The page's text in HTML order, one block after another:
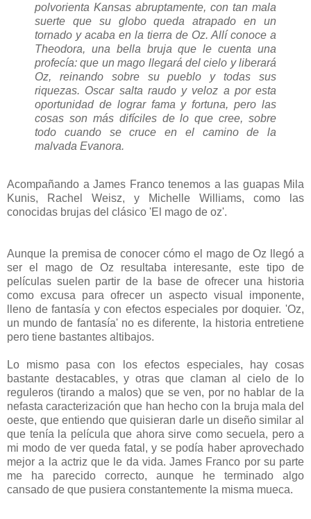
polvorienta Kansas abruptamente, con tan mala
suerte que su globo queda atrapado en un
tornado y acaba en la tierra de Oz. Allí conoce a
Theodora, una bella bruja que le cuenta una
profecía: que un mago llegará del cielo y liberará
Oz, reinando sobre su pueblo y todas sus
riquezas. Oscar salta raudo y veloz a por esta
oportunidad de lograr fama y fortuna, pero las
cosas son más difíciles de lo que cree, sobre
todo cuando se cruce en el camino de la
malvada Evanora.
Acompañando a James Franco tenemos a las guapas Mila
Kunis, Rachel Weisz, y Michelle Williams, como las
conocidas brujas del clásico 'El mago de oz'.
Aunque la premisa de conocer cómo el mago de Oz llegó a
ser el mago de Oz resultaba interesante, este tipo de
películas suelen partir de la base de ofrecer una historia
como excusa para ofrecer un aspecto visual imponente,
lleno de fantasía y con efectos especiales por doquier. 'Oz,
un mundo de fantasía' no es diferente, la historia entretiene
pero tiene bastantes altibajos.
Lo mismo pasa con los efectos especiales, hay cosas
bastante destacables, y otras que claman al cielo de lo
reguleros (tirando a malos) que se ven, por no hablar de la
nefasta caracterización que han hecho con la bruja mala del
oeste, que entiendo que quisieran darle un diseño similar al
que tenía la película que ahora sirve como secuela, pero a
mi modo de ver queda fatal, y se podía haber aprovechado
mejor a la actriz que le da vida. James Franco por su parte
me ha parecido correcto, aunque he terminado algo
cansado de que pusiera constantemente la misma mueca.